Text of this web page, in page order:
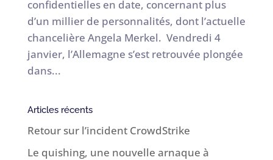
confidentielles en date, concernant plus
d’un millier de personnalités, dont l’actuelle
chancelière Angela Merkel. Vendredi 4
janvier, l’Allemagne s’est retrouvée plongée
dans...
Articles récents
Retour sur l’incident CrowdStrike
Le quishing, une nouvelle arnaque à